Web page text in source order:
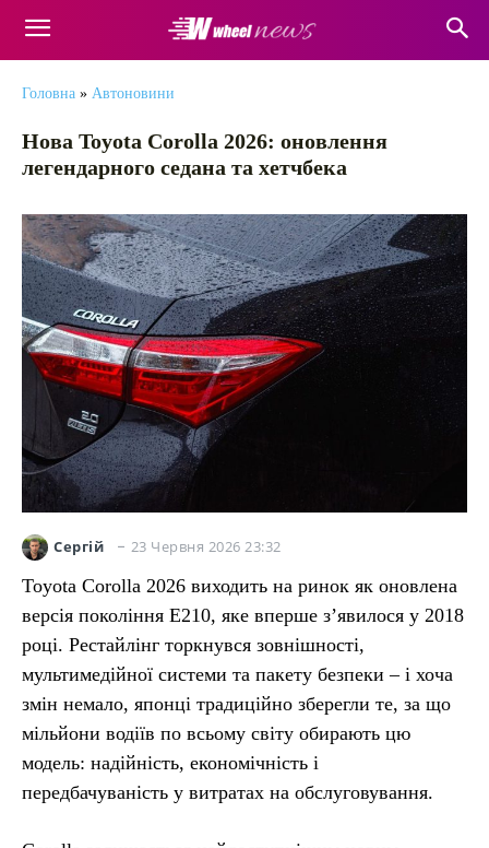
Головна » Автоновини
Нова Toyota Corolla 2026: оновлення
легендарного седана та хетчбека
Сергій 23 Червня 2026 23:32
Toyota Corolla 2026 виходить на ринок як оновлена
версія покоління E210, яке вперше з’явилося у 2018
році. Рестайлінг торкнувся зовнішності,
мультимедійної системи та пакету безпеки – і хоча
змін немало, японці традиційно зберегли те, за що
мільйони водіїв по всьому світу обирають цю
модель: надійність, економічність і
передбачуваність у витратах на обслуговування.